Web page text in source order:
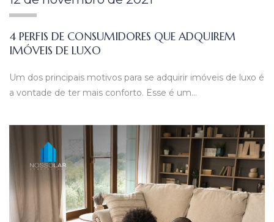
4 PERFIS DE CONSUMIDORES QUE ADQUIREM
IMÓVEIS DE LUXO
Um dos principais motivos para se adquirir imóveis de luxo é
a vontade de ter mais conforto. Esse é um…